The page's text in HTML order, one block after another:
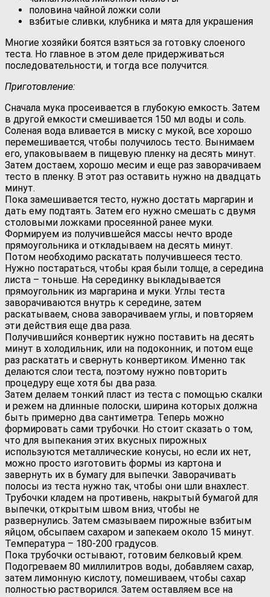
половина чайной ложки соли
взбитые сливки, клубника и мята для украшения
Многие хозяйки боятся взяться за готовку слоеного
теста. Но главное в этом деле придерживаться
последовательности, и тогда все получится.
Приготовление:
Сначала мука просеивается в глубокую емкость. Затем
в другой емкости смешивается 150 мл воды и соль.
Соленая вода вливается в миску с мукой, все хорошо
перемешивается, чтобы получилось тесто. Вынимаем
его, упаковываем в пищевую пленку на десять минут.
Затем достаем, хорошо месим и еще раз заворачиваем
тесто в пленку. В этот раз оставить нужно на двадцать
минут.
Пока замешивается тесто, нужно достать маргарин и
дать ему подтаять. Затем его нужно смешать с двумя
столовыми ложками просеянной ранее муки.
Формируем из получившейся массы нечто вроде
прямоугольника и откладываем на десять минут.
Потом необходимо раскатать получившееся тесто.
Нужно постараться, чтобы края были толще, а середина
листа – тоньше. На серединку выкладывается
прямоугольник из маргарина и муки. Углы теста
заворачиваются внутрь к середине, затем
раскатываем, снова заворачиваем углы, и повторяем
эти действия еще два раза.
Получившийся конвертик нужно поставить на десять
минут в холодильник, или на подоконник, и потом еще
раз раскатать и свернуть конвертиком. Именно так
делаются слои теста, поэтому нужно повторить
процедуру еще хотя бы два раза.
Затем делаем тонкий пласт из теста с помощью скалки
и режем на длинные полоски, ширина которых должна
быть примерно два сантиметра. Теперь можно
формировать сами трубочки. Но стоит сказать о том,
что для выпекания этих вкусных пирожных
используются металлические конусы, но если их нет,
можно просто изготовить формы из картона и
завернуть их в бумагу для выпечки. Заворачивать
полосы из теста нужно так, чтобы они шли внахлест.
Трубочки кладем на противень, накрытый бумагой для
выпечки, открытым швом вниз, чтобы не
развернулись. Затем смазываем пирожные взбитым
яйцом, обсыпаем сахаром и запекаем около 15 минут.
Температура – 180-200 градусов.
Пока трубочки остывают, готовим белковый крем.
Подогреваем 80 миллилитров воды, добавляем сахар,
затем лимонную кислоту, помешиваем, чтобы сахар
полностью растворился. Затем оставляем все на